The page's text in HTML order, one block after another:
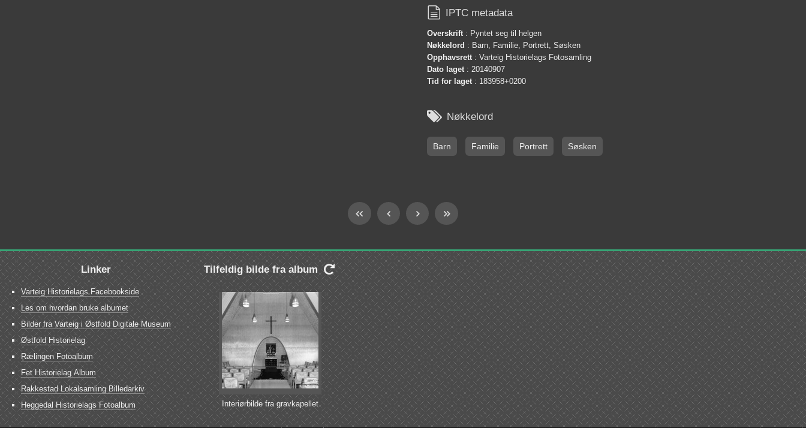
 IPTC metadata
Overskrift: Pyntet seg til helgen
Nøkkelord : Barn, Familie, Portrett, Søsken
Opphavsrett: Varteig Historielags Fotosamling
Dato laget: 20140907
Tid for laget: 183958+0200
 Nøkkelord
Barn Familie Portrett Søsken
Linker
Varteig Historielags Facebookside
Les om hvordan bruke albumet
Bilder fra Varteig i Østfold Digitale Museum
Østfold Historielag
Rælingen Fotoalbum
Fet Historielag Album
Rakkestad Lokalsamling Billedarkiv
Heggedal Historielags Fotoalbum
Tilfeldig bilde fra album 
Interiørbilde fra gravkapellet